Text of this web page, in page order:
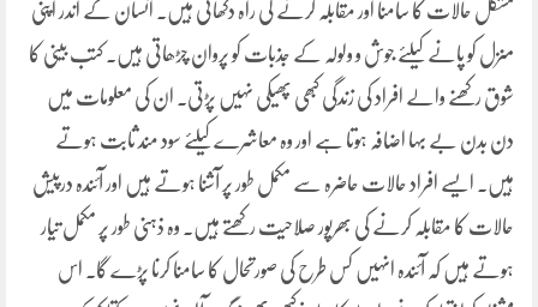
مشکل حالات کا سامنا اور مقابلہ کرنے کی راہ دکھاتی ہیں۔ انسان کے اندر اپنی
منزل کو پانے کیلئے جوش و ولولہ کے جذبات کو پروان چڑھاتی ہیں۔ کتب بینی کا
شوق رکھنے والے افراد کی زندگی کبھی پھیکی نہیں پڑتی۔ ان کی معلومات میں
دن بدن بے بہا اضافہ ہوتا ہے اور وہ معاشرے کیلئے سود مند ثابت ہوتے
ہیں۔ ایسے افراد حالات حاضرہ سے مکمل طور پر آشنا ہوتے ہیں اور آئندہ درپیش
حالات کا مقابلہ کرنے کی بھرپور صلاحیت رکھتے ہیں۔ وہ ذہنی طور پر مکمل تیار
ہوتے ہیں کہ آئندہ انہیں کس طرح کی صورتحال کا سامنا کرنا پڑے گا۔ اس